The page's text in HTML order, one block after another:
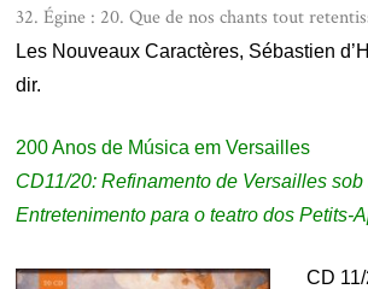
32. Égine : 20. Que de nos chants tout
Les Nouveaux Caractères, Sébastien
dir.
200 Anos de Música em Versailles
CD11/20: Refinamento de Versailles
Entretenimento para o teatro dos Petits-
CD